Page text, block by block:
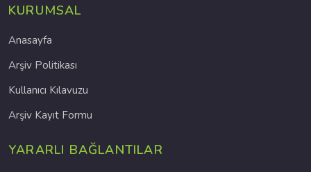
KURUMSAL
Anasayfa
Arşiv Politikası
Kullanıcı Kılavuzu
Arşiv Kayıt Formu
YARARLI BAĞLANTILAR